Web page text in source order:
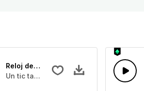
Reloj de cerca 02
Un tic tac del reloj